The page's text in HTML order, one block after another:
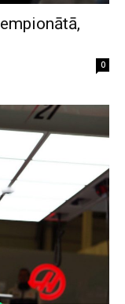
0